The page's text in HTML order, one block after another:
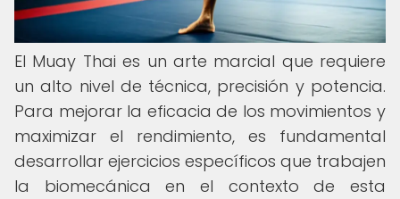
El Muay Thai es un arte marcial que requiere
un alto nivel de técnica, precisión y potencia.
Para mejorar la eficacia de los movimientos y
maximizar el rendimiento, es fundamental
desarrollar ejercicios específicos que trabajen
la biomecánica en el contexto de esta